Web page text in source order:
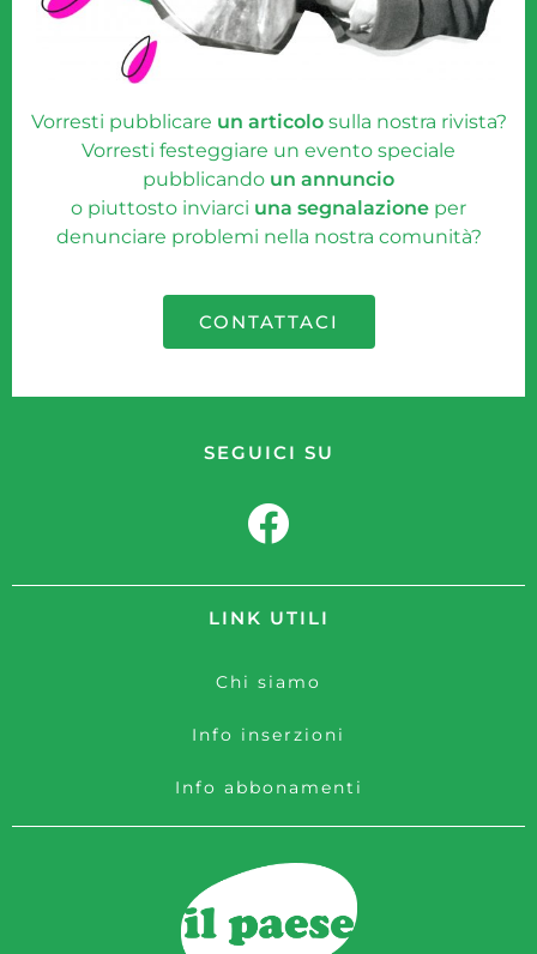
Vorresti pubblicare un articolosulla nostra rivista?
Vorresti festeggiare un evento speciale
pubblicando un annuncio
o piuttosto inviarci una segnalazione per
denunciare problemi nella nostra comunità?
CONTATTACI
LINK UTILI
Chi siamo
Info inserzioni
Info abbonamenti
SEGUICI SU